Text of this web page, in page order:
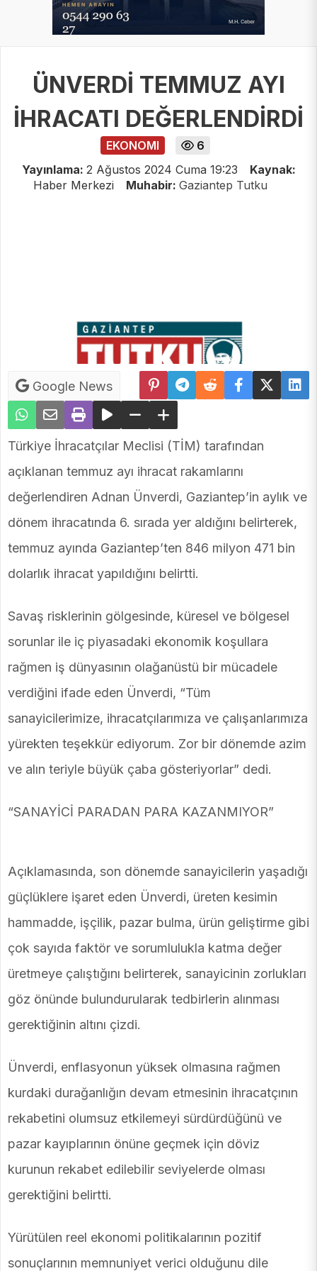
ÜNVERDİ TEMMUZ AYI
İHRACATI DEĞERLENDİRDİ
EKONOMI
6
Yayınlama: 2 Ağustos 2024 Cuma 19:23
Kaynak:
Haber Merkezi
Muhabir: Gaziantep Tutku
Google News
Türkiye İhracatçılar Meclisi (TİM) tarafından
açıklanan temmuz ayı ihracat rakamlarını
değerlendiren Adnan Ünverdi, Gaziantep’in aylık ve
dönem ihracatında 6. sırada yer aldığını belirterek,
temmuz ayında Gaziantep’ten 846 milyon 471 bin
dolarlık ihracat yapıldığını belirtti.
Savaş risklerinin gölgesinde, küresel ve bölgesel
sorunlar ile iç piyasadaki ekonomik koşullara
rağmen iş dünyasının olağanüstü bir mücadele
verdiğini ifade eden Ünverdi, “Tüm
sanayicilerimize, ihracatçılarımıza ve çalışanlarımıza
yürekten teşekkür ediyorum. Zor bir dönemde azim
ve alın teriyle büyük çaba gösteriyorlar” dedi.
“SANAYİCİ PARADAN PARA KAZANMIYOR”
Açıklamasında, son dönemde sanayicilerin yaşadığı
güçlüklere işaret eden Ünverdi, üreten kesimin
hammadde, işçilik, pazar bulma, ürün geliştirme gibi
çok sayıda faktör ve sorumlulukla katma değer
üretmeye çalıştığını belirterek, sanayicinin zorlukları
göz önünde bulundurularak tedbirlerin alınması
gerektiğinin altını çizdi.
Ünverdi, enflasyonun yüksek olmasına rağmen
kurdaki durağanlığın devam etmesinin ihracatçının
rekabetini olumsuz etkilemeyi sürdürdüğünü ve
pazar kayıplarının önüne geçmek için döviz
kurunun rekabet edilebilir seviyelerde olması
gerektiğini belirtti.
Yürütülen reel ekonomi politikalarının pozitif
sonuçlarının memnuniyet verici olduğunu dile